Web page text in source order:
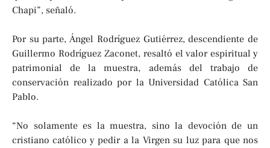
Chapi”, señaló.
Por su parte, Ángel Rodríguez Gutiérrez, descendiente de
Guillermo Rodríguez Zaconet, resaltó el valor espiritual y
patrimonial de la muestra, además del trabajo de
conservación realizado por la Universidad Católica San
Pablo.
“No solamente es la muestra, sino la devoción de un
cristiano católico y pedir a la Virgen su luz para que nos